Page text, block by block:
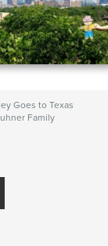
Goes to Texas
Family